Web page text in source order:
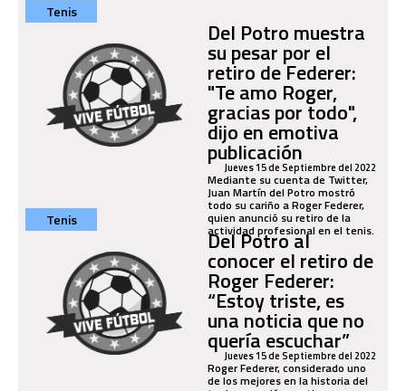
Tenis
Del Potro muestra
su pesar por el
retiro de Federer:
"Te amo Roger,
gracias por todo",
dijo en emotiva
publicación
Jueves 15 de Septiembre del 2022
Mediante su cuenta de Twitter,
Juan Martín del Potro mostró
todo su cariño a Roger Federer,
quien anunció su retiro de la
actividad profesional en el tenis.
Tenis
Del Potro al
conocer el retiro de
Roger Federer:
“Estoy triste, es
una noticia que no
quería escuchar”
Jueves 15 de Septiembre del 2022
Roger Federer, considerado uno
de los mejores en la historia del